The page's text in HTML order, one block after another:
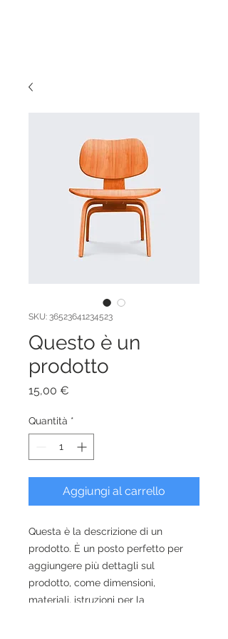
SKU: 36523641234523
Questo è un
prodotto
15,00 €
Quantità *
Aggiungi al carrello
Questa è la descrizione di un
prodotto. È un posto perfetto per
aggiungere più dettagli sul
prodotto, come dimensioni,
materiali, istruzioni per la